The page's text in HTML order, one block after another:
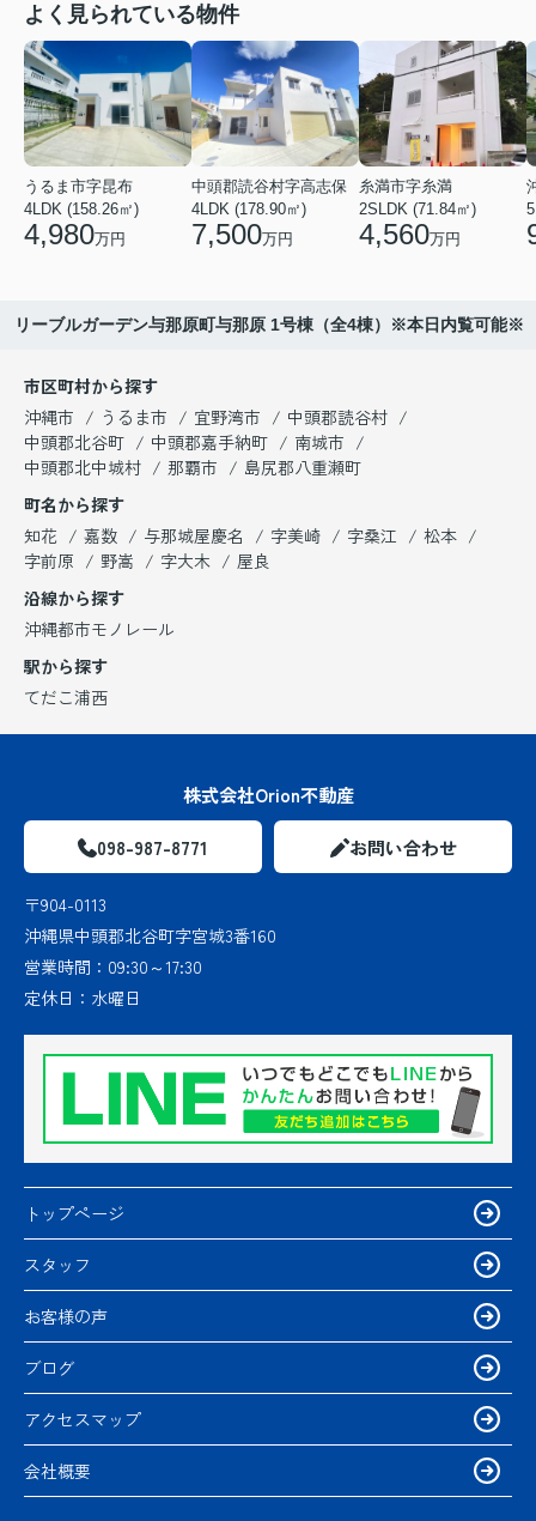
よく見られている物件
うるま市字昆布
4LDK (158.26㎡)
4,980万円
中頭郡読谷村字高志保
4LDK (178.90㎡)
7,500万円
糸満市字糸満
2SLDK (71.84㎡)
4,560万円
リーブルガーデン与那原町与那原 1号棟（全4棟）※本日内覧可能※
市区町村から探す
沖縄市
うるま市 宜野湾市
中頭郡読谷村
中頭郡北谷町
中頭郡嘉手納町
南城市
中頭郡北中城村
那覇市
島尻郡八重瀬町
町名から探す
知花
嘉数 与那城屋慶名 字美崎 字桑江
松本
字前原
野嵩 字大木
屋良
沿線から探す
沖縄都市モノレール
駅から探す
てだこ浦西
株式会社Orion不動産
098-987-8771 お問い合わせ
〒904-0113
沖縄県中頭郡北谷町字宮城3番160
営業時間： 09:30～17:30
定休日： 水曜日
トップページ
スタッフ
お客様の声
ブログ
アクセスマップ
会社概要